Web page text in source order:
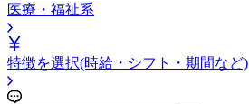
医療・福祉系
特徴を選択(時給・シフト・期間など)